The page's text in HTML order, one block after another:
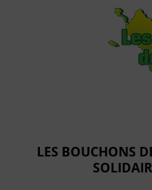
LES BOUCHONS